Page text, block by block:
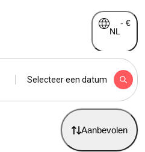
NL
- €
Selecteer een datum
Aanbevolen